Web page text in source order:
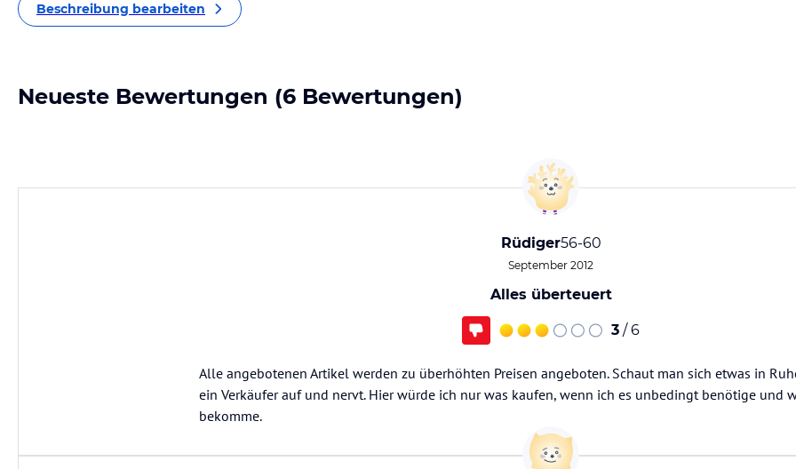
Beschreibung bearbeiten
Neueste Bewertungen (6 Bewertungen)
Rüdiger56-60
September 2012
Alles überteuert
3 / 6
Alle angebotenen Artikel werden zu überhöhten Preisen angeboten. Schaut man sich etwas in
ein Verkäufer auf und nervt. Hier würde ich nur was kaufen, wenn ich es unbedingt benötige und
bekomme.